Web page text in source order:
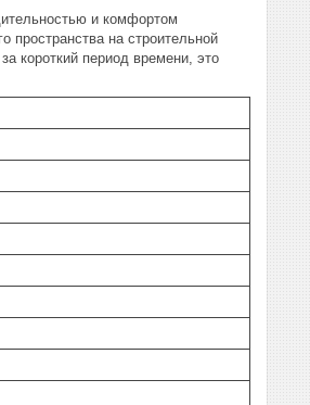
и комфортом
пространства на строительной
короткий период времени, это